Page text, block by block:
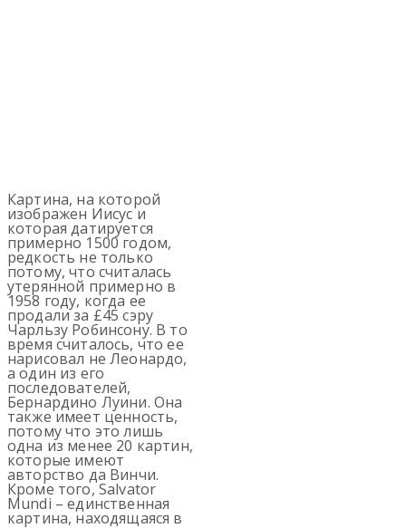
Картина, на которой
изображен Иисус и
которая датируется
примерно 1500 годом,
редкость не только
потому, что считалась
утерянной примерно в
1958 году, когда ее
продали за £45 сэру
Чарльзу Робинсону. В то
время считалось, что ее
нарисовал не Леонардо,
а один из его
последователей,
Бернардино Луини. Она
также имеет ценность,
потому что это лишь
одна из менее 20 картин,
которые имеют
авторство да Винчи.
Кроме того, Salvator
Mundi – единственная
картина, находящаяся в